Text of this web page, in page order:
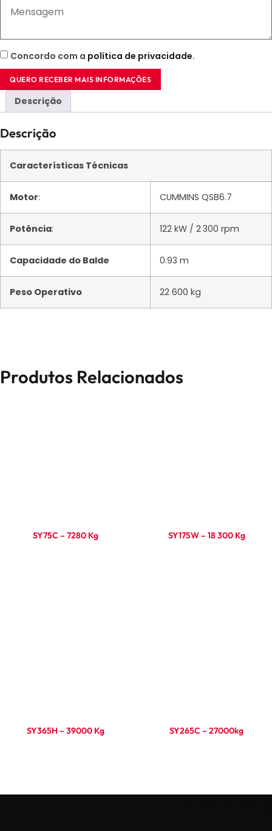
Concordo com a política de privacidade.
QUERO RECEBER MAIS INFORMAÇÕES
Descrição
Descrição
Características Técnicas
Motor: CUMMINS QSB6.7
Potência: 122 kW / 2 300 rpm
Capacidade do Balde 0.93 m
Peso Operativo 22 600 kg
Produtos Relacionados
SY75C – 7280 Kg SY175W – 18 300 Kg
SY365H – 39000 Kg SY265C – 27000kg